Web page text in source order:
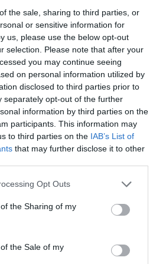
the sale, sharing to third parties, or
or sensitive information for
us, please use the below opt-out
selection. Please note that after your
you may continue seeing
on personal information utilized by
disclosed to third parties prior to
separately opt-out of the further
information by third parties on the
participants. This information may
to third parties on the IAB’s List of
that may further disclose it to other
app uses one or more Google
or usage behaviour. You may click to
to Google and its third-party tags to
specified purposes in below Google
Opt Outs
the Sharing of my
the Sale of my
με βάση τη μεταβολή
δανείων (2009: 3,962 δισ.,
δισ. Euro) καταγράφει
του 49% και πλέον. Στην
περίοδο, σύμφωνα με
η δυνατότητα τραπεζικής
των αγροτών και των
είναι μηδενική.
εισοδήματος
μας από το 2008 και με
οπότε και καταγράφηκε
το 2010 διολίσθησε κατά